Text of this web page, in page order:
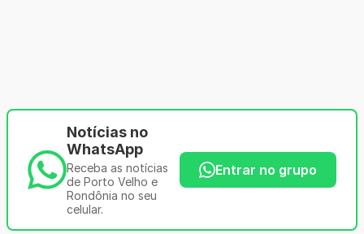
Notícias no
WhatsApp
Receba as notícias
de Porto Velho e
Rondônia no seu
celular.
Entrar no grupo